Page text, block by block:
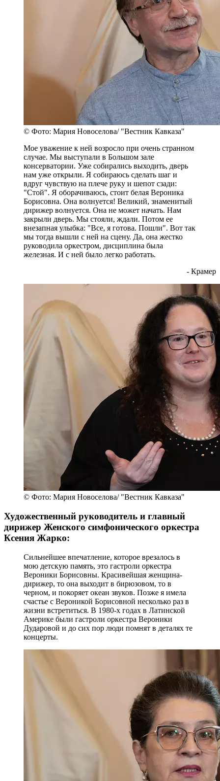
© Фото: Мария Новоселова/ "Вестник Кавказа"
Мое уважение к ней возросло при очень странном
случае. Мы выступали в Большом зале
консерватории. Уже собирались выходить, дверь
нам уже открыли. Я собираюсь сделать шаг и
вдруг чувствую на плече руку и шепот сзади:
"Стой". Я оборачиваюсь, стоит белая Вероника
Борисовна. Она волнуется! Великий, знаменитый
дирижер волнуется. Она не может начать. Нам
закрыли дверь. Мы стояли, ждали. Потом ее
внезапная улыбка: "Все, я готова. Пошли". Вот так
мы тогда вышли с ней на сцену. Да, она жестко
руководила оркестром, дисциплина была
железная. И с ней было легко работать.
- Крамер
© Фото: Мария Новоселова/ "Вестник Кавказа"
Художественный руководитель и главный
дирижер Женского симфонического оркестра
Ксения Жарко:
Сильнейшее впечатление, которое врезалось в
мою детскую память, это гастроли оркестра
Вероники Борисовны. Красивейшая женщина-
дирижер, то она выходит в бирюзовом, то в
черном, и покоряет океан звуков. Позже я имела
счастье с Вероникой Борисовной несколько раз в
жизни встретиться. В 1980-х годах в Латинской
Америке были гастроли оркестра Вероники
Дударовой и до сих пор люди помнят в деталях те
концерты.